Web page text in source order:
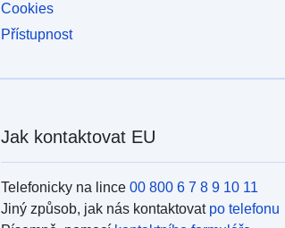
Cookies
Přístupnost
Jak kontaktovat EU
Telefonicky na lince 00 800 6 7 8 9 10 11
Jiný způsob, jak nás kontaktovat po telefonu